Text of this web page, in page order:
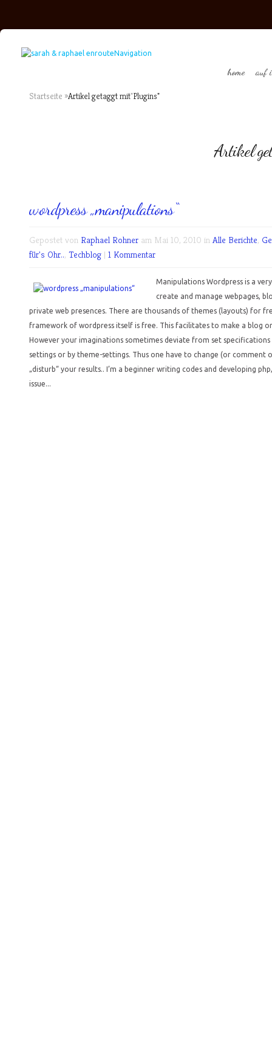
Navigation
home auf
Startseite »Artikel getaggt mit"Plugins"
Artikel
wordpress „manipulations“
Gepostet von Raphael Rohner am Mai 10, 2010 in Alle Berichte,
für's Ohr.., Techblog | 1 Kommentar
Manipulations Wordpress is a
create and manage webpages,
private web presences. There are thousands of themes (layouts) for
framework of wordpress itself is free. This facilitates to make a blog
However your imaginations sometimes deviate from set specifications
settings or by theme-settings. Thus one have to change (or comment
„disturb“ your results.. I’m a beginner writing codes and developing
issue...